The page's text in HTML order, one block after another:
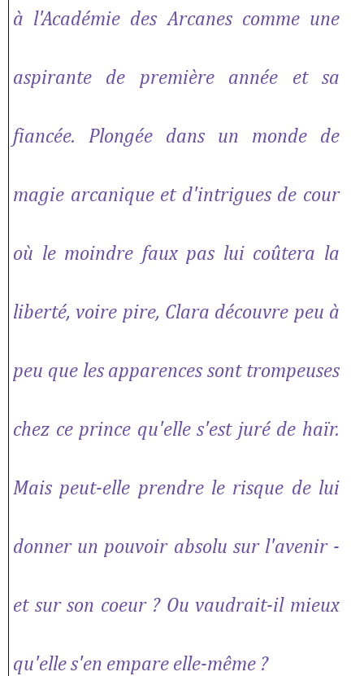
à l'Académie des Arcanes comme une
aspirante de première année et sa
fiancée. Plongée dans un monde de
magie arcanique et d'intrigues de cour
où le moindre faux pas lui coûtera la
liberté, voire pire, Clara découvre peu à
peu que les apparences sont trompeuses
chez ce prince qu'elle s'est juré de haïr.
Mais peut-elle prendre le risque de lui
donner un pouvoir absolu sur l'avenir -
et sur son coeur ? Ou vaudrait-il mieux
qu'elle s'en empare elle-même ?